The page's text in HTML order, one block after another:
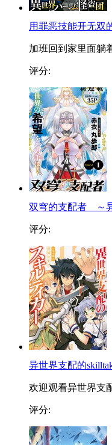
用罪恶技能开无双
加班回到家里面躺
评分:
双穹的支配者 ～
评分:
异世界支配的
欢迎观看异世界支
评分: